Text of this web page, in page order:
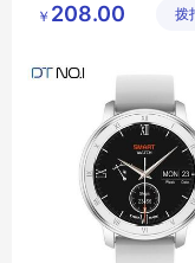
智能SOS手表
￥ 208.00 拨